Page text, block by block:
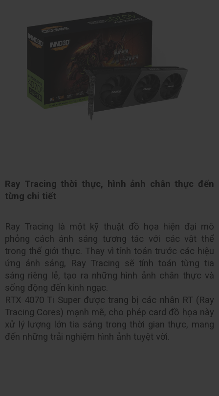
Ray Tracing thời thực, hình ảnh chân thực đến
từng chi tiết
Ray Tracing là một kỹ thuật đồ họa hiện đại mô
phỏng cách ánh sáng tương tác với các vật thể
trong thế giới thực. Thay vì tính toán trước các hiệu
ứng ánh sáng, Ray Tracing sẽ tính toán từng tia
sáng riêng lẻ, tạo ra những hình ảnh chân thực và
sống động đến kinh ngạc.
RTX 4070 Ti Super được trang bị các nhân RT (Ray
Tracing Cores) mạnh mẽ, cho phép card đồ họa này
xử lý lượng lớn tia sáng trong thời gian thực, mang
đến những trải nghiệm hình ảnh tuyệt vời.